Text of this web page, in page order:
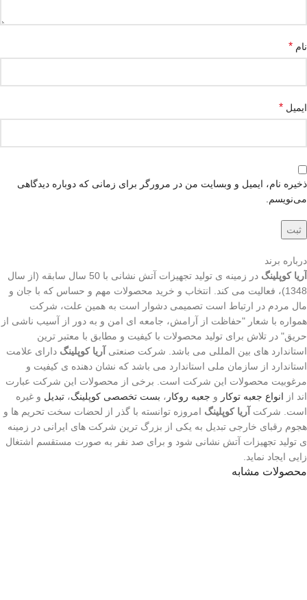
نام *
ایمیل *
ذخیره نام، ایمیل و وبسایت من در مرورگر برای زمانی که دوباره دیدگاهی
می‌نویسم.
درباره برند
آریا کوپلینگ
در زمینه ی تولید تجهیزات آتش نشانی با 50 سال سابقه (از سال
1348)، فعالیت می کند. انتخاب و خرید محصولات مهم و حساس که با جان و
مال مردم در ارتباط است تصمیمی دشوار است به همین علت، شرکت
همواره با شعار "حفاظت از آرامش، جامعه ای امن و به دور از آسیب ناشی از
حریق" در تلاش برای تولید محصولات با کیفیت و مطابق با معتبر ترین
استاندارد های بین المللی می باشد. شرکت صنعتی آریا کوپلینگ دارای علامت
استاندارد از سازمان ملی استاندارد می باشد که نشان دهنده ی کیفیت و
مرغوبیت محصولات این شرکت است. برخی از محصولات این شرکت عبارت
اند از انواع جعبه توکار و جعبه روکار ، بست تخصصی کوپلینگ، تبدیل و غیره
است. شرکت آریا کوپلینگ امروزه توانسته با گذر از لحضات سخت تحریم ها و
هجوم رقبای خارجی تبدیل به یکی از بزرگ ترین شرکت های ایرانی در زمینه
ی تولید تجهیزات آتش نشانی شود و برای صد نفر به صورت مستقسم اشتغال
زایی ایجاد نماید.
محصولات مشابه